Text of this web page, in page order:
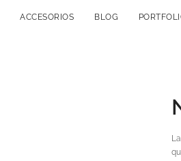
ACCESORIOS BLOG